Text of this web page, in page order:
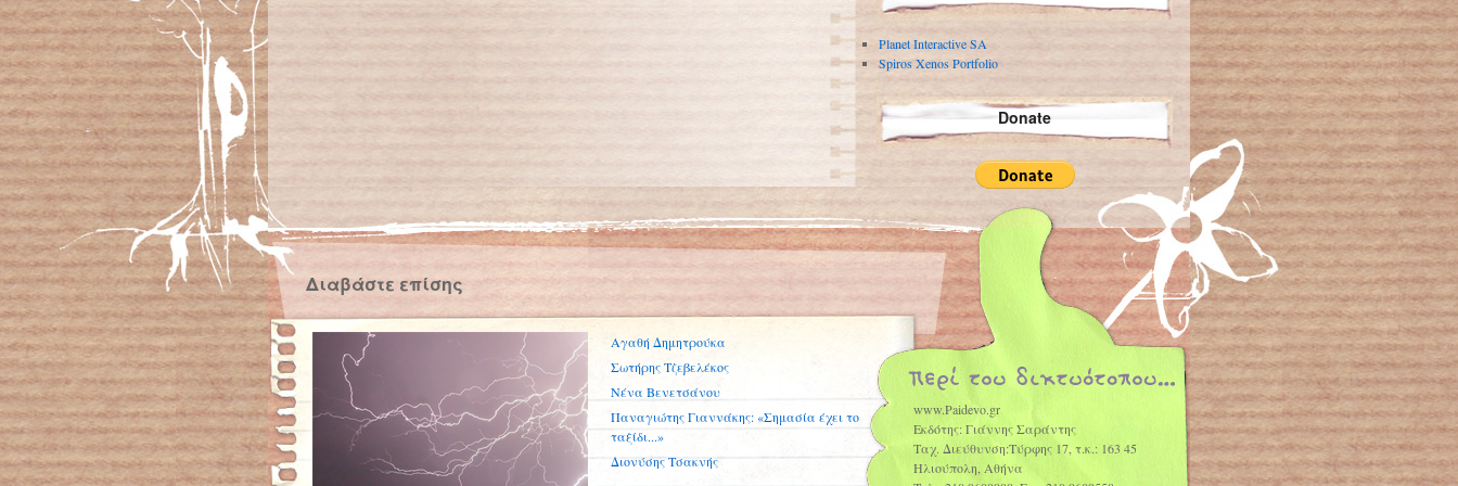
Planet Interactive SA
Spiros Xenos Portfolio
Donate
Διαβάστε επίσης
Αγαθή Δημητρούκα
Σωτήρης Τζεβελέκος
Νένα Βενετσάνου
Παναγιώτης Γιαννάκης: «Σημασία έχει το
ταξίδι...»
Διονύσης Τσακνής
www.Paidevo.gr
Εκδότης: Γιάννης Σαράντης
Ταχ. Διεύθυνση:Τύρφης 17, τ.κ.: 163 45
Ηλιούπολη, Αθήνα